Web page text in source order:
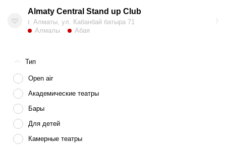
Almaty Central Stand up Club
г. ​Алматы, ул. Кабанбай батыра 71
Алмалы
Абая
Тип
Open air
Академические театры
Бары
Для детей
Камерные театры